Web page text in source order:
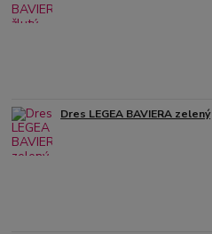
Dres LEGEA BAVIERA zelený